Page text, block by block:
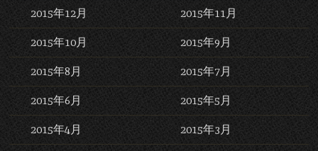
2015年12月 2015年11月
2015年10月 2015年9月
2015年8月 2015年7月
2015年6月 2015年5月
2015年4月 2015年3月